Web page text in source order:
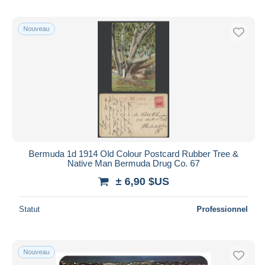
Uniquement en réduction
Livraison gratuite
Méthodes de paiement
Virement bancaire
Mastercard
iDeal
Nouveau
Bermuda 1d 1914 Old Colour Postcard Rubber Tree &
Native Man Bermuda Drug Co. 67
± 6,90 $US
Statut Professionnel
Nouveau